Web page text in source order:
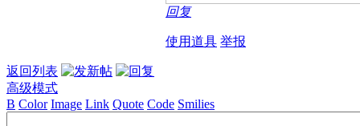
回复
使用道具 举报
返回列表
高级模式
B Color Image Link Quote Code Smilies